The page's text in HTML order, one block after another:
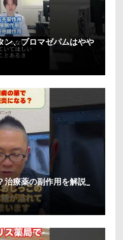
ン、ブロマゼパムはやや
療薬の副作用を解説_